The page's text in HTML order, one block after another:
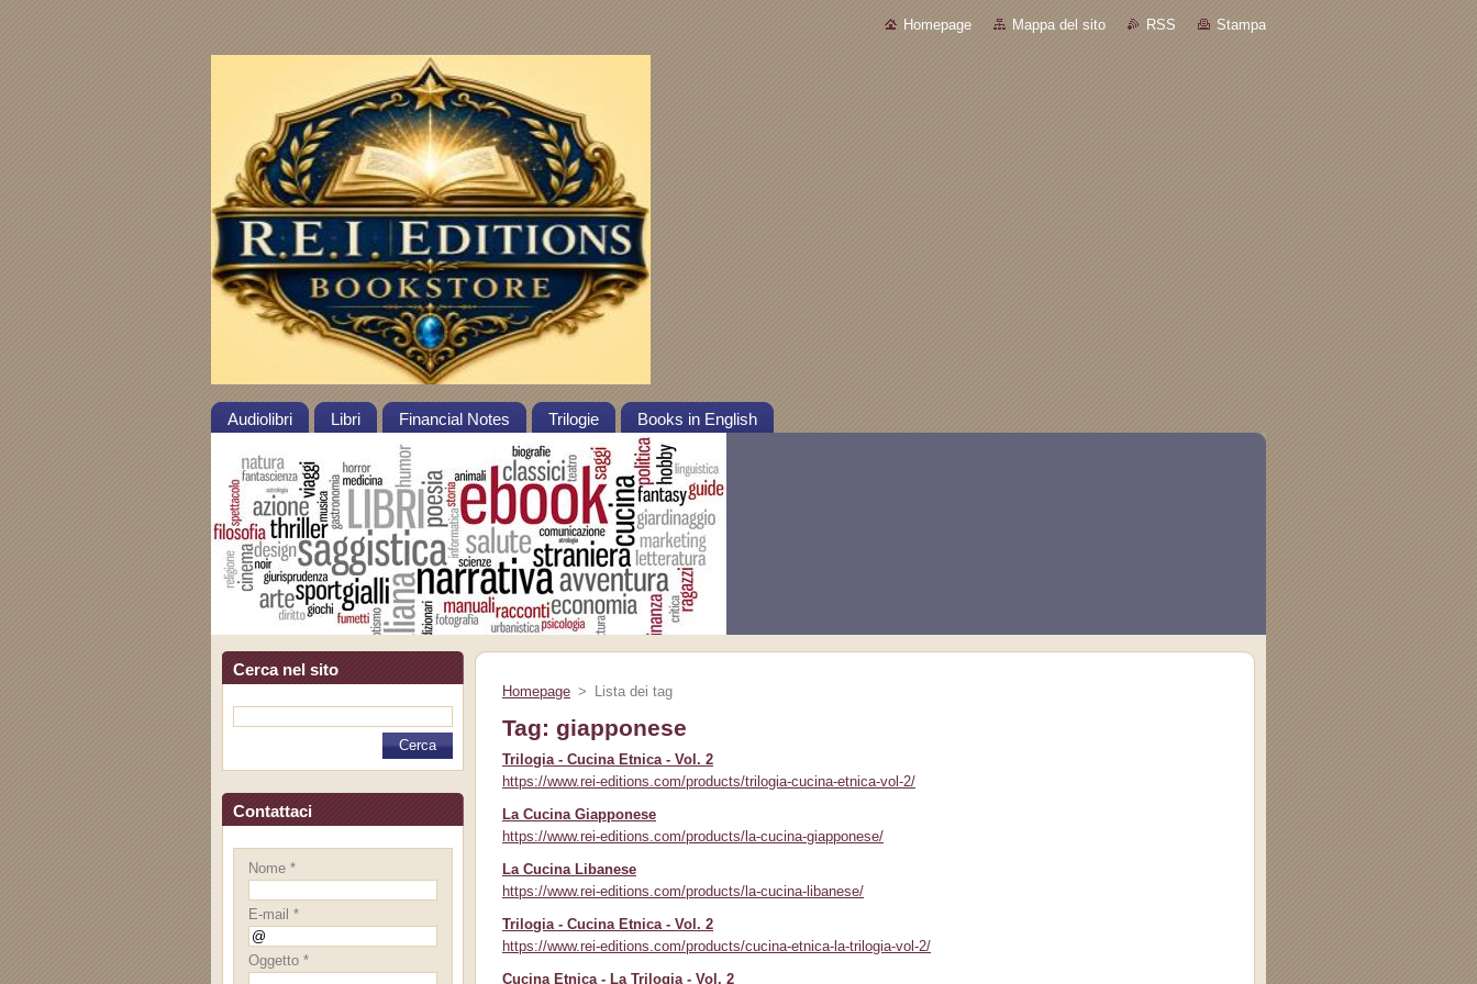
Homepage Mappa del sito RSS Stampa
Audiolibri Libri Financial Notes Trilogie Books in English
Cerca nel sito
Contattaci
Nome *
E-mail *
Oggetto *
Homepage > Lista dei tag
Tag: giapponese
Trilogia - Cucina Etnica - Vol. 2
https://www.rei-editions.com/products/trilogia-cucina-etnica-vol-2/
La Cucina Giapponese
https://www.rei-editions.com/products/la-cucina-giapponese/
La Cucina Libanese
https://www.rei-editions.com/products/la-cucina-libanese/
Trilogia - Cucina Etnica - Vol. 2
https://www.rei-editions.com/products/cucina-etnica-la-trilogia-vol-2/
Cucina Etnica - La Trilogia - Vol. 2